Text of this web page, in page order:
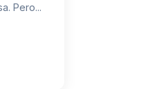
Pero...